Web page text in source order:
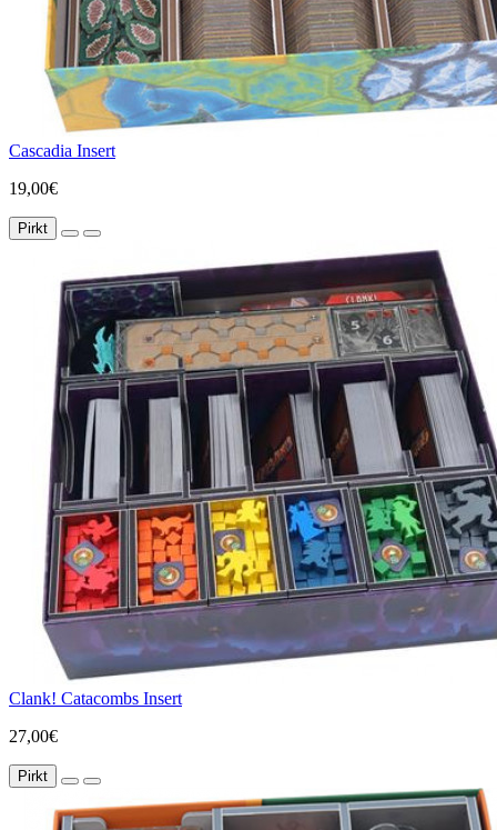
Cascadia Insert
19,00€
Pirkt
Clank! Catacombs Insert
27,00€
Pirkt